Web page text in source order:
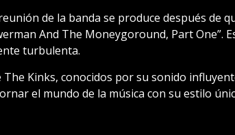
de la banda se produce después de
And The Moneygoround, Part One”.
turbulenta.
The Kinks, conocidos por su sonido
el mundo de la música con su estilo